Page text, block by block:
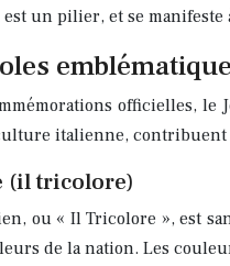
un pilier, et se manifeste
officielles,
italienne, contribuent
(il tricolore)
ou « Il Tricolore », est
de la nation. Les